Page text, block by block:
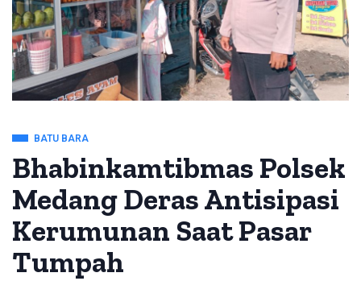
BATU BARA
Bhabinkamtibmas Polsek
Medang Deras Antisipasi
Kerumunan Saat Pasar
Tumpah